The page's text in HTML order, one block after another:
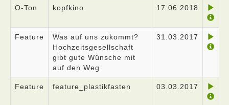
O-Ton kopfkino 17.06.2018
Feature
Was auf uns zukommt?
Hochzeitsgesellschaft
gibt gute Wünsche mit
auf den Weg
31.03.2017
Feature feature_plastikfasten 03.03.2017